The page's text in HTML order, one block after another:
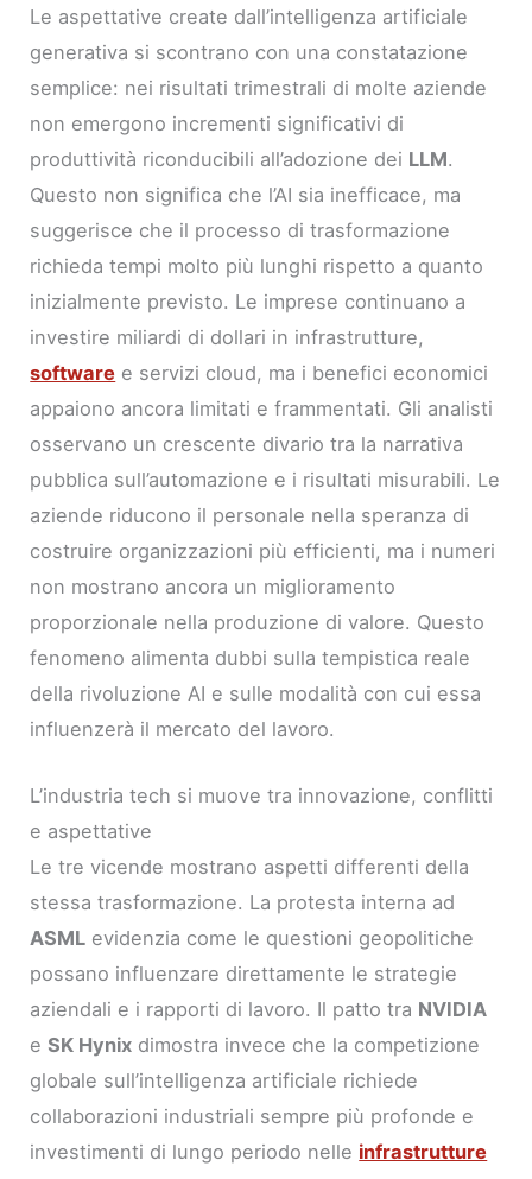
Le aspettative create dall’intelligenza artificiale
generativa si scontrano con una constatazione
semplice: nei risultati trimestrali di molte aziende
non emergono incrementi significativi di
produttività riconducibili all’adozione dei LLM.
Questo non significa che l’AI sia inefficace, ma
suggerisce che il processo di trasformazione
richieda tempi molto più lunghi rispetto a quanto
inizialmente previsto. Le imprese continuano a
investire miliardi di dollari in infrastrutture,
software e servizi cloud, ma i benefici economici
appaiono ancora limitati e frammentati. Gli analisti
osservano un crescente divario tra la narrativa
pubblica sull’automazione e i risultati misurabili. Le
aziende riducono il personale nella speranza di
costruire organizzazioni più efficienti, ma i numeri
non mostrano ancora un miglioramento
proporzionale nella produzione di valore. Questo
fenomeno alimenta dubbi sulla tempistica reale
della rivoluzione AI e sulle modalità con cui essa
influenzerà il mercato del lavoro.
L’industria tech si muove tra innovazione, conflitti
e aspettative
Le tre vicende mostrano aspetti differenti della
stessa trasformazione. La protesta interna ad
ASML evidenzia come le questioni geopolitiche
possano influenzare direttamente le strategie
aziendali e i rapporti di lavoro. Il patto tra NVIDIA
eSK Hynix dimostra invece che la competizione
globale sull’intelligenza artificiale richiede
collaborazioni industriali sempre più profonde e
investimenti di lungo periodo nelle infrastrutture